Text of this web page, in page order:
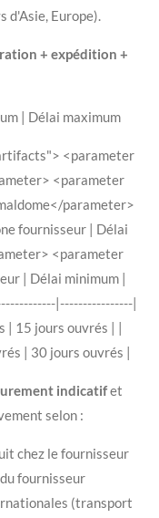
d'Asie, Europe).
+ expédition +
| Délai maximum
<parameter
<parameter
parameter>
fournisseur | Délai
<parameter
| Délai minimum |
|----------------|
| 15 jours ouvrés | |
| 30 jours ouvrés |
indicatifet
selon :
chez le fournisseur
fournisseur
(transport